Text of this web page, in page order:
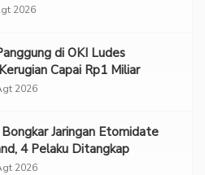
2026
di OKI Ludes
Capai Rp1 Miliar
2026
Jaringan Etomidate
4 Pelaku Ditangkap
2026